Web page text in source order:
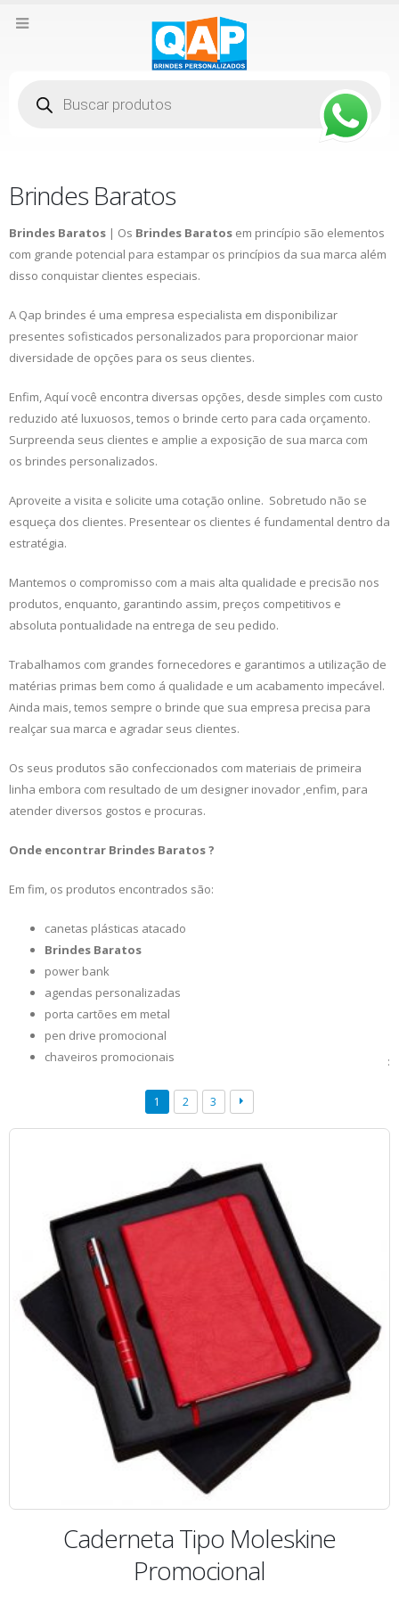
produtos
Brindes Baratos
Brindes Baratos | Os Brindes Baratos em princípio são elementos
com grande potencial para estampar os princípios da sua marca além
disso conquistar clientes especiais.
A Qap brindes é uma empresa especialista em disponibilizar
presentes sofisticados personalizados para proporcionar maior
diversidade de opções para os seus clientes.
Enfim, Aquí você encontra diversas opções, desde simples com custo
reduzido até luxuosos, temos o brinde certo para cada orçamento.
Surpreenda seus clientes e amplie a exposição de sua marca com
os brindes personalizados.
Aproveite a visita e solicite uma cotação online. Sobretudo não se
esqueça dos clientes. Presentear os clientes é fundamental dentro da
estratégia.
Mantemos o compromisso com a mais alta qualidade e precisão nos
produtos, enquanto, garantindo assim, preços competitivos e
absoluta pontualidade na entrega de seu pedido.
Trabalhamos com grandes fornecedores e garantimos a utilização de
matérias primas bem como á qualidade e um acabamento impecável.
Ainda mais, temos sempre o brinde que sua empresa precisa para
realçar sua marca e agradar seus clientes.
Os seus produtos são confeccionados com materiais de primeira
linha embora com resultado de um designer inovador ,enfim, para
atender diversos gostos e procuras.
Onde encontrar Brindes Baratos ?
Em fim, os produtos encontrados são:
canetas plásticas atacado
Brindes Baratos
power bank
agendas personalizadas
porta cartões em metal
pen drive promocional
chaveiros promocionais
:
1 2 3
Caderneta Tipo Moleskine
Promocional